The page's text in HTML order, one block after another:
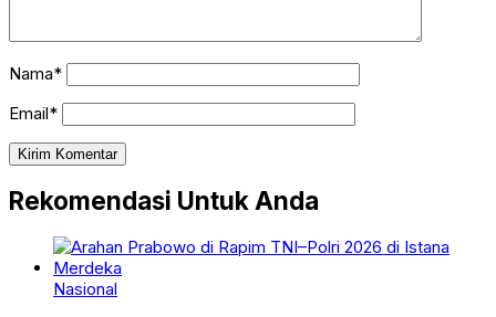
Nama*
Email*
Rekomendasi Untuk Anda
Nasional